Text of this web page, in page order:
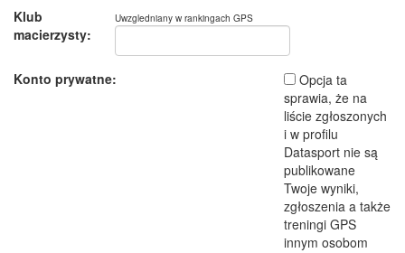
Klub
macierzysty:
Uwzgledniany w rankingach GPS
Konto prywatne:
Opcja ta
sprawia, że na
liście zgłoszonych
i w profilu
Datasport nie są
publikowane
Twoje wyniki,
zgłoszenia a także
treningi GPS
innym osobom